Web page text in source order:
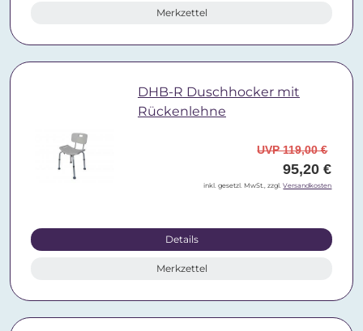
Merkzettel
DHB-R Duschhocker mit
Rückenlehne
UVP 119,00 €
95,20 €
inkl. gesetzl. MwSt., zzgl.Versandkosten
Details
Merkzettel